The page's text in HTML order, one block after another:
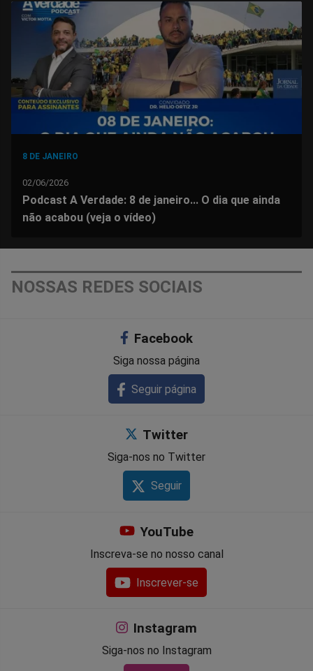
FacebookWhatsappTwitterMessengerTelegramGettr
8 DE JANEIRO
02/06/2026
Podcast A Verdade: 8 de janeiro... O dia que ainda
não acabou (veja o vídeo)
NOSSAS REDES SOCIAIS
Facebook
Siga nossa página
Seguir página
Twitter
Siga-nos no Twitter
Seguir
YouTube
Inscreva-se no nosso canal
Inscrever-se
Instagram
Siga-nos no Instagram